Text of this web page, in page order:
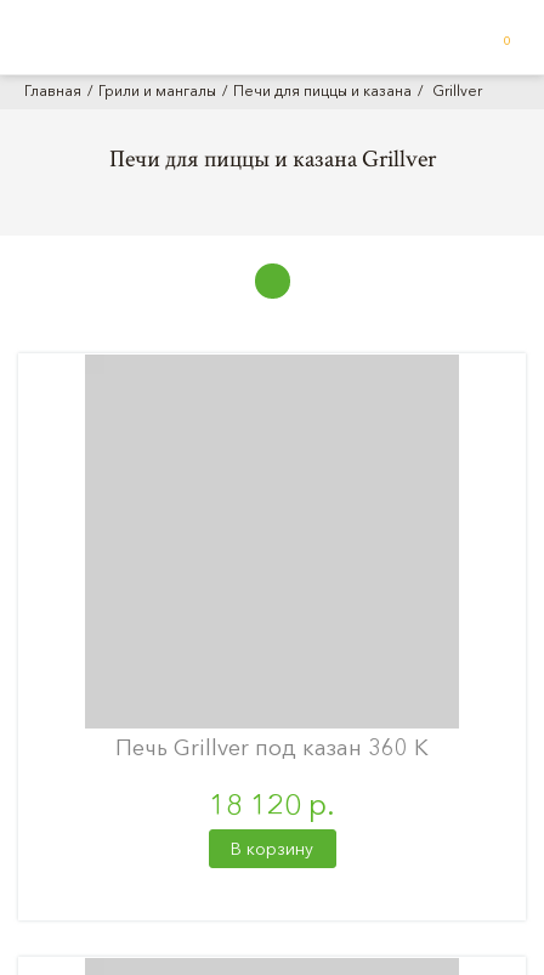
0
Главная Грили и мангалы Печи для пиццы и казана Grillver
Печи для пиццы и казана Grillver
Печь Grillver под казан 360 К
18 120 р.
В корзину